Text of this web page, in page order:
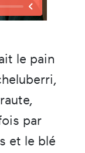
le pain
par
et le blé